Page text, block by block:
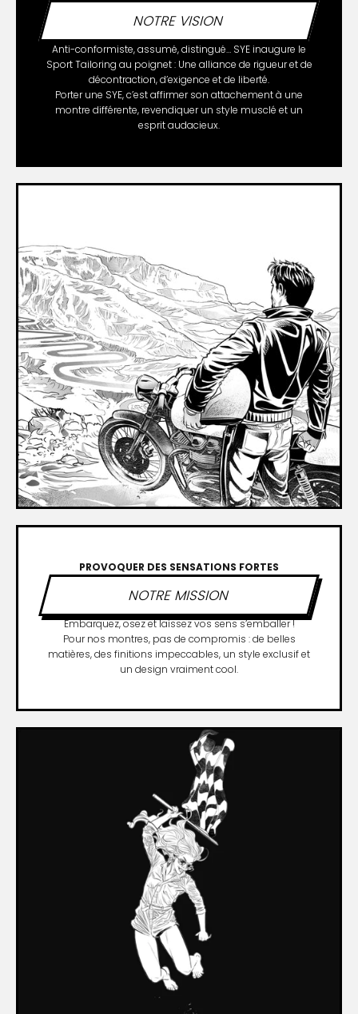
NOTRE VISION
Anti-conformiste, assumé, distingué… SYE inaugure le
Sport Tailoring au poignet : Une alliance de rigueur et de
décontraction, d’exigence et de liberté.
Porter une SYE, c’est affirmer son attachement à une
montre différente, revendiquer un style musclé et un
esprit audacieux.
PROVOQUER DES SENSATIONS FORTES
NOTRE MISSION
Embarquez, osez et laissez vos sens s’emballer !
Pour nos montres, pas de compromis : de belles
matières, des finitions impeccables, un style exclusif et
un design vraiment cool.